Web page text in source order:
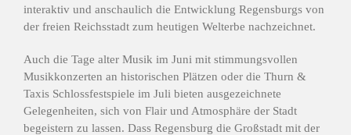
interaktiv und anschaulich die Entwicklung Regensburgs von
der freien Reichsstadt zum heutigen Welterbe nachzeichnet.
Auch die Tage alter Musik im Juni mit stimmungsvollen
Musikkonzerten an historischen Plätzen oder die Thurn &
Taxis Schlossfestspiele im Juli bieten ausgezeichnete
Gelegenheiten, sich von Flair und Atmosphäre der Stadt
begeistern zu lassen. Dass Regensburg die Großstadt mit der